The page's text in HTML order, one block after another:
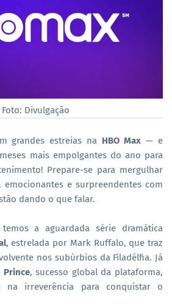
Foto: Divulgação
grandes estreias na HBO Max — e
mais empolgantes do ano para
Prepare-se para mergulhar
emocionantes e surpreendentes com
dando o que falar.
a aguardada série dramática
, estrelada por Mark Ruffalo, que traz
nos subúrbios da Filadélfia. Já
Prince, sucesso global da plataforma,
irreverência para conquistar o